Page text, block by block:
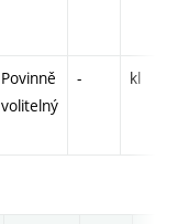
Povinně
volitelný
- kl